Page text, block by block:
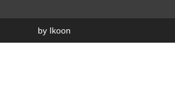
by Ikoon